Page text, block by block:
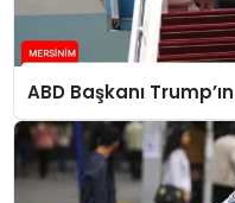
ABD Başkanı